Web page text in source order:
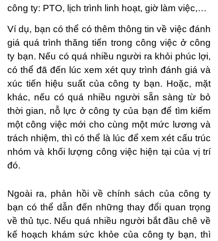
công ty: PTO, lịch trình linh hoạt, giờ làm việc,…
Ví dụ, bạn có thể có thêm thông tin về việc đánh
giá quá trình thăng tiến trong công việc ở công
ty bạn. Nếu có quá nhiều người ra khỏi phúc lợi,
có thể đã đến lúc xem xét quy trình đánh giá và
xúc tiến hiệu suất của công ty bạn. Hoặc, mặt
khác, nếu có quá nhiều người sẵn sàng từ bỏ
thời gian, nỗ lực ở công ty của bạn để tìm kiếm
một công việc mới cho cùng một mức lương và
trách nhiệm, thì có thể là lúc để xem xét cấu trúc
nhóm và khối lượng công việc hiện tại của vị trí
đó.
Ngoài ra, phản hồi về chính sách của công ty
bạn có thể dẫn đến những thay đổi quan trọng
về thủ tục. Nếu quá nhiều người bắt đầu chê về
kế hoạch khám sức khỏe của công ty bạn, thì